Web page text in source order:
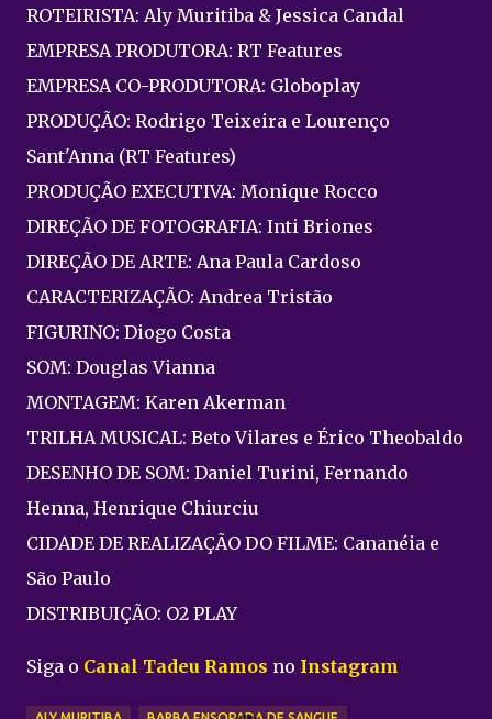
ROTEIRISTA: Aly Muritiba & Jessica Candal
EMPRESA PRODUTORA: RT Features
EMPRESA CO-PRODUTORA: Globoplay
PRODUÇÃO: Rodrigo Teixeira e Lourenço
Sant'Anna (RT Features)
PRODUÇÃO EXECUTIVA: Monique Rocco
DIREÇÃO DE FOTOGRAFIA: Inti Briones
DIREÇÃO DE ARTE: Ana Paula Cardoso
CARACTERIZAÇÃO: Andrea Tristão
FIGURINO: Diogo Costa
SOM: Douglas Vianna
MONTAGEM: Karen Akerman
TRILHA MUSICAL: Beto Vilares e Érico Theobaldo
DESENHO DE SOM: Daniel Turini, Fernando
Henna, Henrique Chiurciu
CIDADE DE REALIZAÇÃO DO FILME: Cananéia e
São Paulo
DISTRIBUIÇÃO: O2 PLAY
Siga o Canal Tadeu Ramos no Instagram